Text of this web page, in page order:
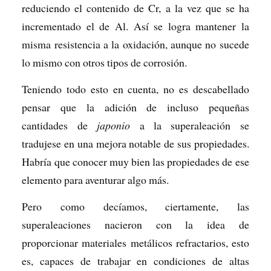
reduciendo el contenido de Cr, a la vez que se ha
incrementado el de Al. Así se logra mantener la
misma resistencia a la oxidación, aunque no sucede
lo mismo con otros tipos de corrosión.
Teniendo todo esto en cuenta, no es descabellado
pensar que la adición de incluso pequeñas
cantidades de japonio a la superaleación se
tradujese en una mejora notable de sus propiedades.
Habría que conocer muy bien las propiedades de ese
elemento para aventurar algo más.
Pero como decíamos, ciertamente, las
superaleaciones nacieron con la idea de
proporcionar materiales metálicos refractarios, esto
es, capaces de trabajar en condiciones de altas